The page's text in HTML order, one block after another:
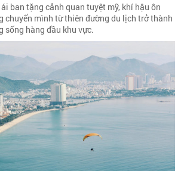
ban tặng cảnh quan tuyệt mỹ, khí hậu ôn
chuyển mình từ thiên đường du lịch trở thành
sống hàng đầu khu vực.